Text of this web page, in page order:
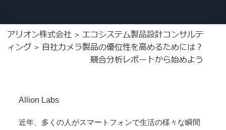
アリオン株式会社 >エコシステム製品設計コンサルテ
ィング > 自社カメラ製品の優位性を高めるためには？
競合分析レポートから始めよう
Allion Labs
近年、多くの人がスマートフォンで生活の様々な瞬間